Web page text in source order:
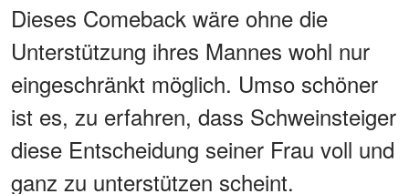
Dieses Comeback wäre ohne die
Unterstützung ihres Mannes wohl nur
eingeschränkt möglich. Umso schöner
ist es, zu erfahren, dass Schweinsteiger
diese Entscheidung seiner Frau voll und
ganz zu unterstützen scheint.